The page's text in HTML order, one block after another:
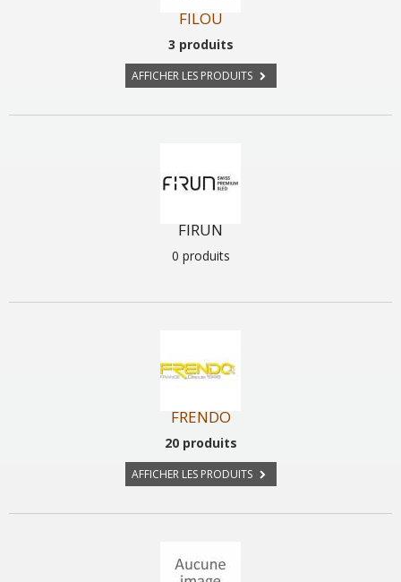
FILOU
3 produits
AFFICHER LES PRODUITS
FIRUN
0 produits
FRENDO
20 produits
AFFICHER LES PRODUITS